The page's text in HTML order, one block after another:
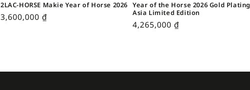
2LAC-HORSE Makie Year of Horse 2026
3,600,000 ₫
Year of the Horse 2026 Gold Plating
Asia Limited Edition
4,265,000 ₫